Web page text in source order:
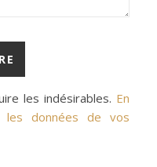
les indésirables. En
données de vos